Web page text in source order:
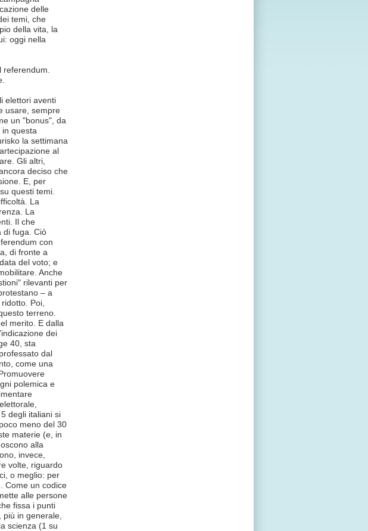
delle
temi, che
della vita, la
oggi nella
elettori aventi
usare, sempre
un "bonus", da
questa
la settimana
al
Gli altri,
deciso che
E, per
questi temi.
La
La
Il che
di fuga. Ciò
con
di fronte a
del voto; e
Anche
rilevanti per
– a
Poi,
terreno.
merito. E dalla
dei
40, sta
dal
come una
polemica e
degli italiani si
meno del 30
materie (e, in
alla
invece,
volte, riguardo
o meglio: per
Come un codice
alle persone
fissa i punti
in generale,
scienza (1 su